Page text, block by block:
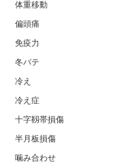
体重移動
偏頭痛
免疫力
冬バテ
冷え
冷え症
十字靱帯損傷
半月板損傷
噛み合わせ